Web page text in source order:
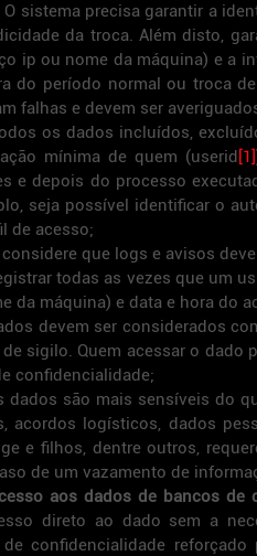
O sistema precisa garantir a
da troca. Além disto,
ip ou nome da máquina) e a
do período normal ou troca
falhas e devem ser
os dados incluídos,
mínima de quem (userid[1]
e depois do processo
seja possível identificar o
de acesso;
que logs e avisos
todas as vezes que um
da máquina) e data e hora do
devem ser considerados
sigilo. Quem acessar o dado
confidencialidade;
dados são mais sensíveis do
acordos logísticos, dados
e filhos, dentre outros,
de um vazamento de
aos dados de bancos de
direto ao dado sem a
confidencialidade